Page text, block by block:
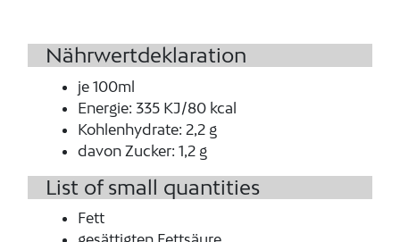
Nährwertdeklaration
je 100ml
Energie: 335 KJ/80 kcal
Kohlenhydrate: 2,2 g
davon Zucker: 1,2 g
List of small quantities
Fett